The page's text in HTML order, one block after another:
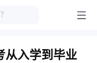
从入学到毕业